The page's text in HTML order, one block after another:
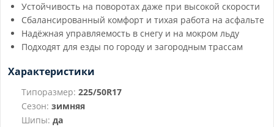
Устойчивость на поворотах даже при высокой скорости
Сбалансированный комфорт и тихая работа на асфальте
Надёжная управляемость в снегу и на мокром льду
Подходят для езды по городу и загородным трассам
Характеристики
Типоразмер: 225/50R17
Сезон: зимняя
Шипы: да